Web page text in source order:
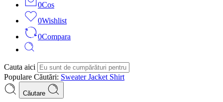
0Cos
0Wishlist
0Compara
Cauta aici
Populare Căutări: SweaterJacket Shirt
Căutare